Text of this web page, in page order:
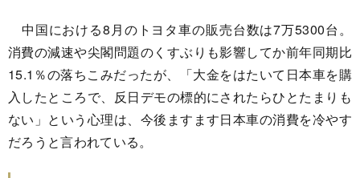
中国における8月のトヨタ車の販売台数は7万5300台。
消費の減速や尖閣問題のくすぶりも影響してか前年同期比
15.1％の落ちこみだったが、「大金をはたいて日本車を購
入したところで、反日デモの標的にされたらひとたまりも
ない」という心理は、今後ますます日本車の消費を冷やす
だろうと言われている。